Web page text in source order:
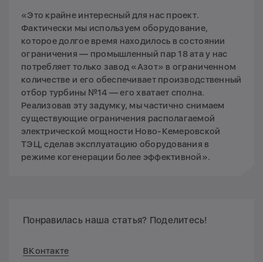
«Это крайне интересный для нас проект.
Фактически мы используем оборудование,
которое долгое время находилось в состоянии
ограничения — промышленный пар 18 ата у нас
потребляет только завод «Азот» в ограниченном
количестве и его обеспечивает производственный
отбор турбины №14 — его хватает сполна.
Реализовав эту задумку, мы частично снимаем
существующие ограничения располагаемой
электрической мощности Ново-Кемеровской
ТЭЦ, сделав эксплуатацию оборудования в
режиме когенерации более эффективной».
Понравилась наша статья? Поделитесь!
ВКонтакте